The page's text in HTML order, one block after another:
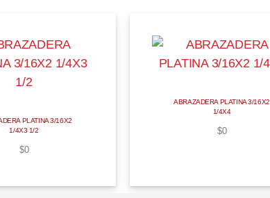
PLATINA 3/16X2
1/4X3 1/2
$0
ABRAZADERA PLATINA 3/16X2
1/4X4
$0